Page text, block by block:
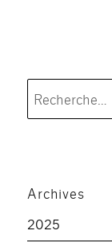
Archives
2025